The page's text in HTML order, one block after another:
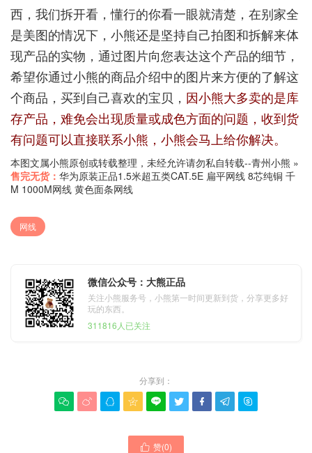
西，我们拆开看，懂行的你看一眼就清楚，在别家全
是美图的情况下，小熊还是坚持自己拍图和拆解来体
现产品的实物，通过图片向您表达这个产品的细节，
希望你通过小熊的商品介绍中的图片来方便的了解这
个商品，买到自己喜欢的宝贝， 因小熊大多卖的是库
存产品，难免会出现质量或成色方面的问题，收到货
有问题可以直接联系小熊，小熊会马上给你解决。
本图文属小熊原创或转载整理，未经允许请勿私自转载--青州小熊 »
售完无货： 华为原装正品1.5米超五类CAT.5E 扁平网线 8芯纯铜 千
M 1000M网线 黄色面条网线
网线
微信公众号：大熊正品
关注小熊服务号，小熊第一时间更新到货，分享更多好
玩的东西。
311816人已关注
分享到：
        
 赞(0)